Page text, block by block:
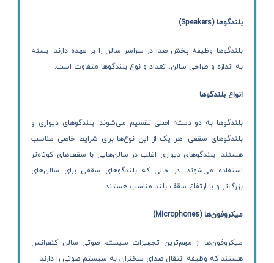
بلندگوها (Speakers)
بلندگوها وظیفه پخش صدا در سراسر سالن را بر عهده دارند. بسته
به اندازه و طراحی سالن، تعداد و نوع بلندگوها متفاوت است.
انواع بلندگوها
بلندگوها به دو دسته اصلی تقسیم می‌شوند: بلندگوهای دیواری و
بلندگوهای سقفی. هر یک از این نوع‌ها برای شرایط خاصی مناسب
هستند. بلندگوهای دیواری اغلب در سالن‌هایی با سقف‌های کوتاه‌تر
استفاده می‌شوند، در حالی که بلندگوهای سقفی برای سالن‌های
بزرگ‌تر و با ارتفاع سقف بلند مناسب هستند.
میکروفون‌ها (Microphones)
میکروفون‌ها از مهم‌ترین تجهیزات سیستم صوتی سالن کنفرانس
هستند که وظیفه انتقال صدای سخنران به سیستم صوتی را دارند.